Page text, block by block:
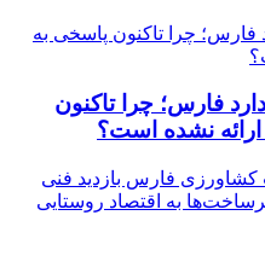
فارس؛ چرا تاکنون
نشده است؟